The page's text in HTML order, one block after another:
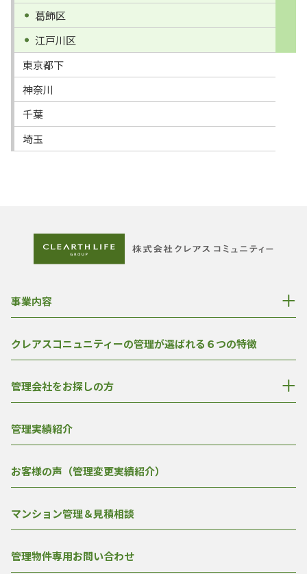
葛飾区
江戸川区
東京都下
神奈川
千葉
埼玉
事業内容
クレアスコニュニティーの管理が選ばれる６つの特徴
管理会社をお探しの方
管理実績紹介
お客様の声（管理変更実績紹介）
マンション管理＆見積相談
管理物件専用お問い合わせ